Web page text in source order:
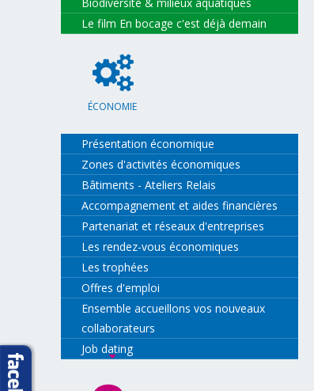
Le film En bocage c'est déjà demain
ÉCONOMIE
Présentation économique
Zones d'activités économiques
Bâtiments - Ateliers Relais
Accompagnement et aides financières
Partenariat et réseaux d'entreprises
Les rendez-vous économiques
Les trophées
Offres d'emploi
Ensemble accueillons vos nouveaux
collaborateurs
Job dating